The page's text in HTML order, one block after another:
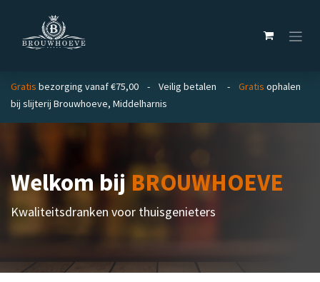
Gratis bezorging vanaf €75,00 - Veilig betalen - Gratis ophalen
bij slijterij Brouwhoeve, Middelharnis
Welkom bijBROUWHOEVE
Kwaliteitsdranken voor thuisgenieters